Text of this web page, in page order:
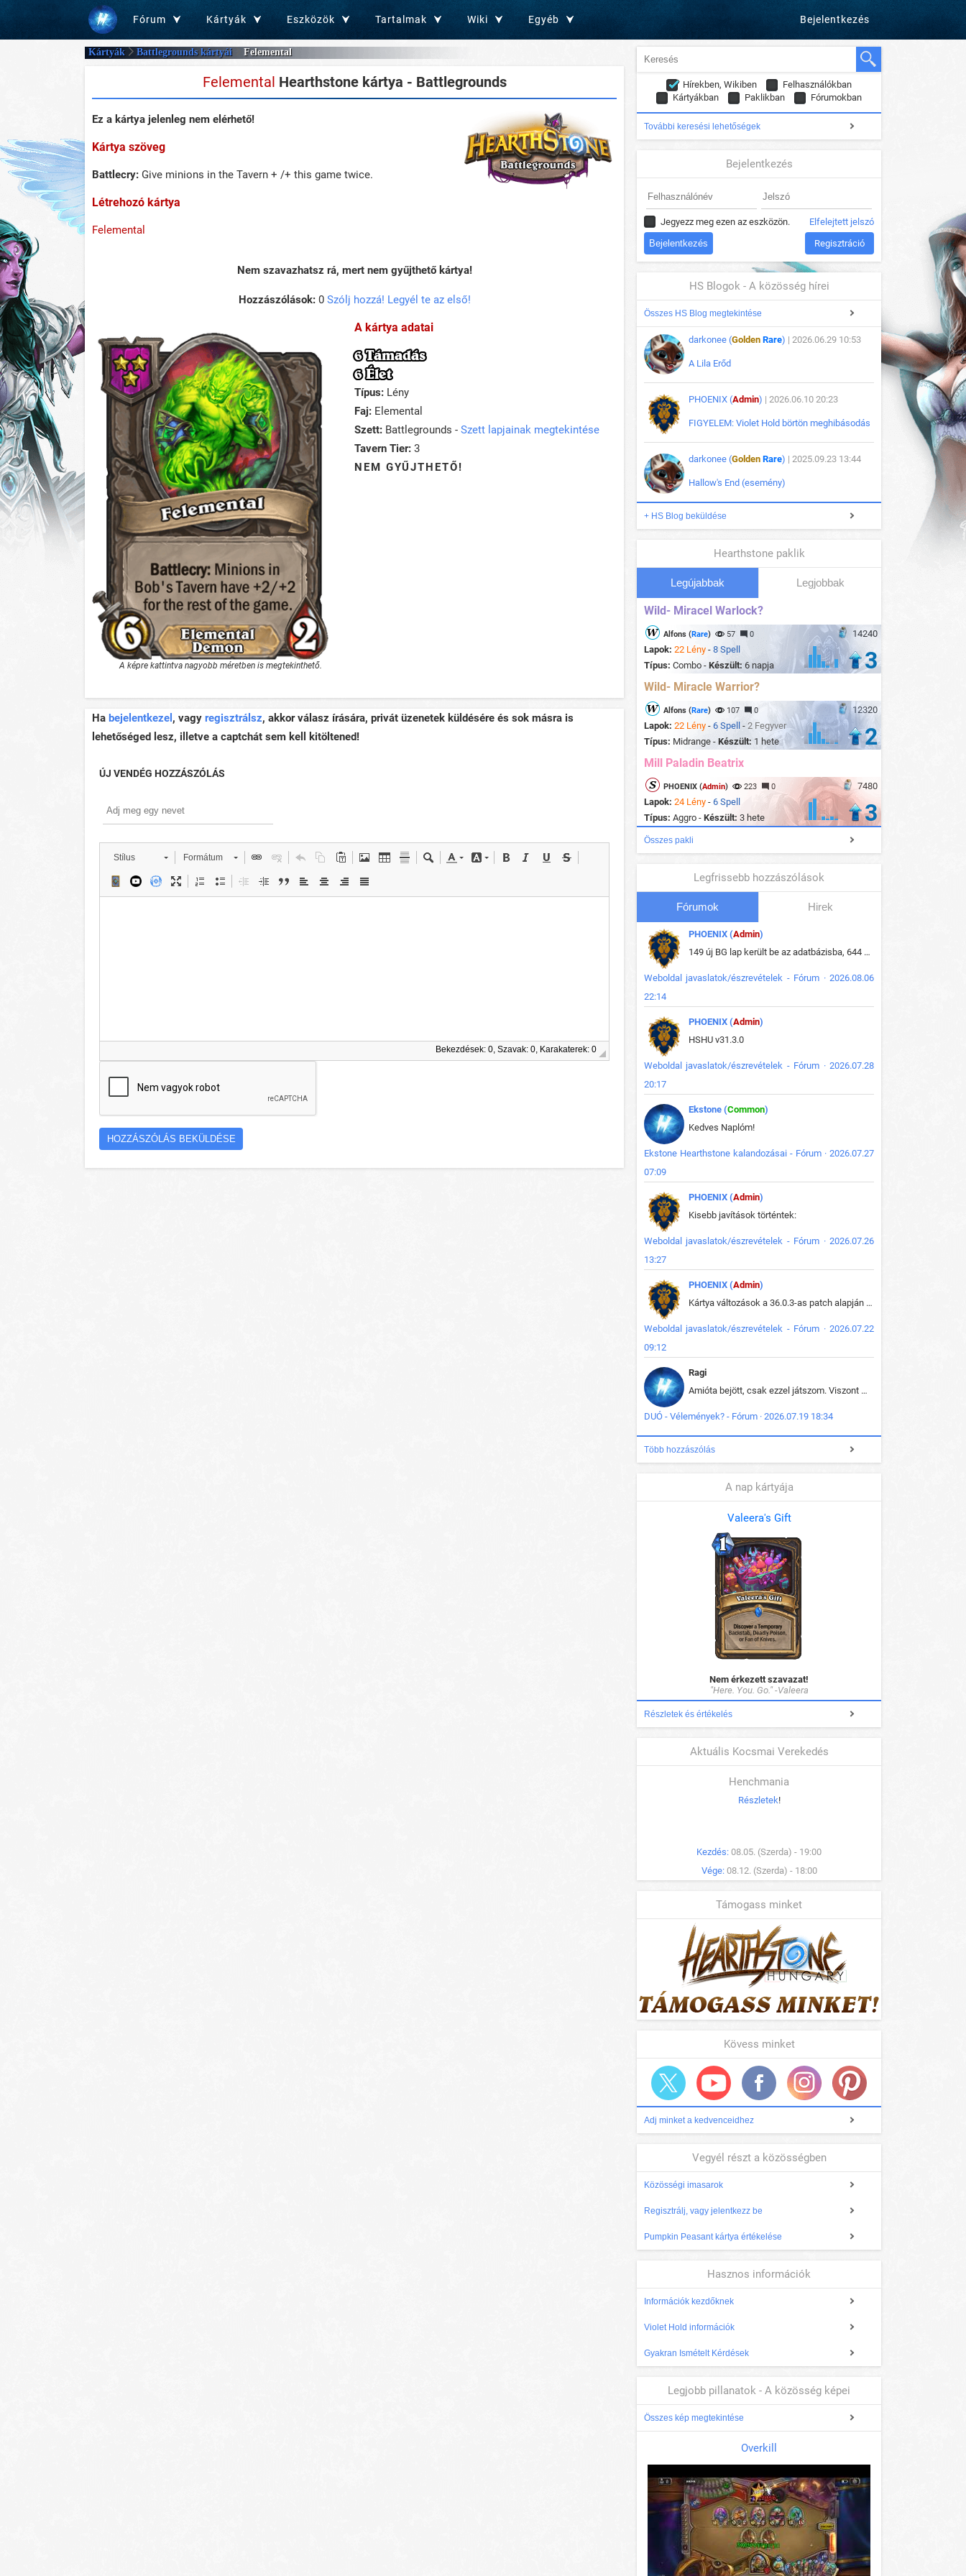
Fórum Kártyák Eszközök Tartalmak Wiki Egyéb Bejelentkezés
Kártyák Battlegrounds kártyái Felemental
Felemental Hearthstone kártya - Battlegrounds
Ez a kártya jelenleg nem elérhető!
Kártya szöveg
Battlecry: Give minions in the Tavern + /+ this game twice.
Létrehozó kártya
Felemental
Nem szavazhatsz rá, mert nem gyűjthető kártya!
Hozzászólások:0 Szólj hozzá! Legyél te az első!
A képre kattintva nagyobb méretben is megtekinthető.
A kártya adatai
6 Támadás
6 Élet
Típus: Lény
Faj: Elemental
Szett: Battlegrounds - Szett lapjainak megtekintése
Tavern Tier: 3
NEM GYŰJTHETŐ!
Ha bejelentkezel , vagy regisztrálsz, akkor válasz írására, privát üzenetek küldésére és sok másra is
lehetőséged lesz, illetve a captchát sem kell kitöltened!
ÚJ VENDÉG HOZZÁSZÓLÁS
Stílus Formátum
Bekezdések: 0, Szavak: 0, Karakaterek: 0
Hírekben, Wikiben
Felhasználókban
Kártyákban
Paklikban Fórumokban
További keresési lehetőségek
Bejelentkezés
Jegyezz meg ezen az eszközön. Elfelejtett jelszó
Regisztráció
HS Blogok - A közösség hírei
Összes HS Blog megtekintése
darkonee (Golden Rare) | 2026.06.29 10:53
A Lila Erőd
PHOENIX (Admin) | 2026.06.10 20:23
FIGYELEM: Violet Hold börtön meghibásodás
darkonee (Golden Rare) | 2025.09.23 13:44
Hallow's End (esemény)
+ HS Blog beküldése
Hearthstone paklik
Legújabbak Legjobbak
Wild- Miracel Warlock?
14240
Alfons (Rare) 57 0
Lapok: 22 Lény - 8 Spell
Típus: Combo - Készült: 6 napja 3
Wild- Miracle Warrior?
12320
Alfons (Rare) 107 0
Lapok: 22 Lény - 6 Spell - 2 Fegyver
Típus: Midrange - Készült: 1 hete 2
Mill Paladin Beatrix
7480
PHOENIX (Admin) 223 0
Lapok: 24 Lény - 6 Spell
Típus: Aggro - Készült: 3 hete 3
Összes pakli
Legfrissebb hozzászólások
Fórumok Hirek
PHOENIX (Admin)
149 új BG lap került be az adatbázisba, 644 db meglévő BG lap módosult, bekerültek az új képek a megváltozott lapokhoz is.
Weboldal javaslatok/észrevételek - Fórum · 2026.08.06
22:14
PHOENIX (Admin)
HSHU v31.3.0
Weboldal javaslatok/észrevételek - Fórum · 2026.07.28
20:17
Ekstone (Common)
Kedves Naplóm!
Ekstone Hearthstone kalandozásai - Fórum · 2026.07.27
07:09
PHOENIX (Admin)
Kisebb javítások történtek:
Weboldal javaslatok/észrevételek - Fórum · 2026.07.26
13:27
PHOENIX (Admin)
Kártya változások a 36.0.3-as patch alapján frissítve az adatbázisban (képek is cserélve).
Weboldal javaslatok/észrevételek - Fórum · 2026.07.22
09:12
Ragi
Amióta bejött, csak ezzel játszom. Viszont mint minden más - akár az alapjáték is, ez is baromira összetett lett. Néha már pár kör után is esélytelen az egész. Vagy irreállisan túltápol valaki, vagy lelép a partner, vagy csak hülye mint a segg. És amikor eljönne az én időm, na akkor jön el mindenki másé is. Engem jobban érdekelne, hogy ki milyen ratingen szokott játszani. Na ez lenne egy érdekes adat.
DUÓ - Vélemények? - Fórum · 2026.07.19 18:34
Több hozzászólás
A nap kártyája
Valeera's Gift
Nem érkezett szavazat!
"Here. You. Go." -Valeera
Részletek és értékelés
Aktuális Kocsmai Verekedés
Henchmania
Részletek!
Kezdés: 08.05. (Szerda) - 19:00
Vége: 08.12. (Szerda) - 18:00
Támogass minket
Kövess minket
Adj minket a kedvenceidhez
Vegyél részt a közösségben
Közösségi imasarok
Regisztrálj, vagy jelentkezz be
Pumpkin Peasant kártya értékelése
Hasznos információk
Információk kezdőknek
Violet Hold információk
Gyakran Ismételt Kérdések
Legjobb pillanatok - A közösség képei
Összes kép megtekintése
Overkill